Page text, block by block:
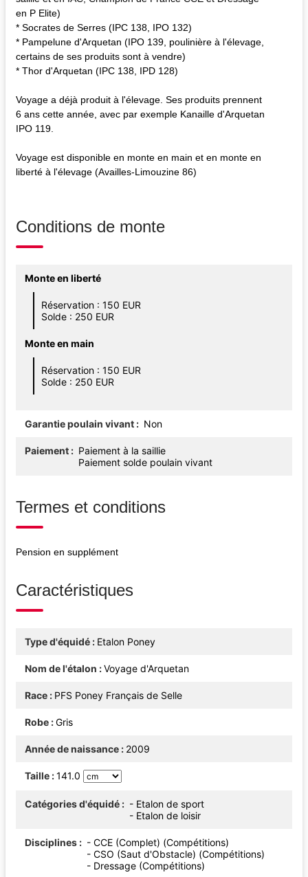
en P Elite)
* Socrates de Serres (IPC 138, IPO 132)
* Pampelune d'Arquetan (IPO 139, poulinière à l'élevage,
certains de ses produits sont à vendre)
* Thor d'Arquetan (IPC 138, IPD 128)
Voyage a déjà produit à l'élevage. Ses produits prennent
6 ans cette année, avec par exemple Kanaille d'Arquetan
IPO 119.
Voyage est disponible en monte en main et en monte en
liberté à l'élevage (Availles-Limouzine 86)
Conditions de monte
Monte en liberté
Réservation : 150 EUR
Solde : 250 EUR
Monte en main
Réservation : 150 EUR
Solde : 250 EUR
Garantie poulain vivant Non
Paiement
Paiement à la saillie
Paiement solde poulain vivant
Termes et conditions
Pension en supplément
Caractéristiques
Type d'équidé Etalon Poney
Nom de l'étalon Voyage d'Arquetan
Race PFS Poney Français de Selle
Robe Gris
Année de naissance 2009
Taille 141.0
Catégories d'équidé
- Etalon de sport
- Etalon de loisir
Disciplines
- CCE (Complet) (Compétitions)
- CSO (Saut d'Obstacle) (Compétitions)
- Dressage (Compétitions)